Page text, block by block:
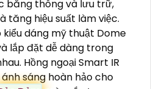
băng thông và lưu trữ,
tăng hiệu suất làm việc.
dáng mỹ thuật Dome
lắp đặt dễ dàng trong
Hồng ngoại Smart IR
sáng hoàn hảo cho